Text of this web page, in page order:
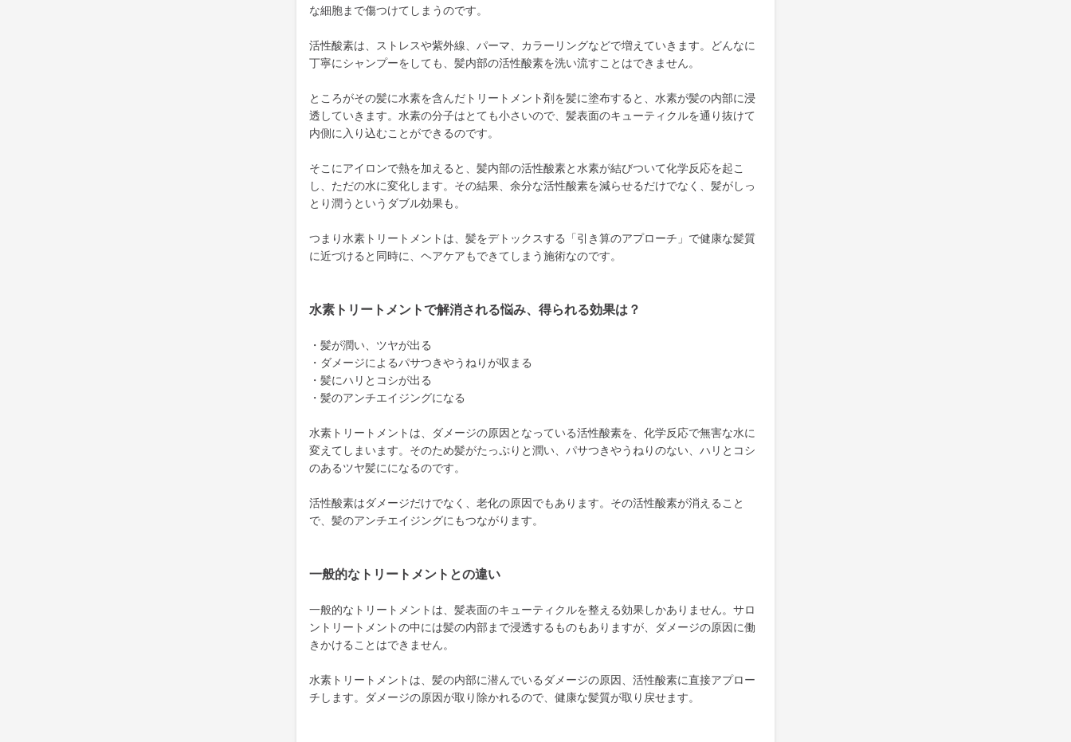
な細胞まで傷つけてしまうのです。
活性酸素は、ストレスや紫外線、パーマ、カラーリングなどで増えていきます。どんなに
丁寧にシャンプーをしても、髪内部の活性酸素を洗い流すことはできません。
ところがその髪に水素を含んだトリートメント剤を髪に塗布すると、水素が髪の内部に浸
透していきます。水素の分子はとても小さいので、髪表面のキューティクルを通り抜けて
内側に入り込むことができるのです。
そこにアイロンで熱を加えると、髪内部の活性酸素と水素が結びついて化学反応を起こ
し、ただの水に変化します。その結果、余分な活性酸素を減らせるだけでなく、髪がしっ
とり潤うというダブル効果も。
つまり水素トリートメントは、髪をデトックスする「引き算のアプローチ」で健康な髪質
に近づけると同時に、ヘアケアもできてしまう施術なのです。
水素トリートメントで解消される悩み、得られる効果は？
・髪が潤い、ツヤが出る
・ダメージによるパサつきやうねりが収まる
・髪にハリとコシが出る
・髪のアンチエイジングになる
水素トリートメントは、ダメージの原因となっている活性酸素を、化学反応で無害な水に
変えてしまいます。そのため髪がたっぷりと潤い、パサつきやうねりのない、ハリとコシ
のあるツヤ髪にになるのです。
活性酸素はダメージだけでなく、老化の原因でもあります。その活性酸素が消えること
で、髪のアンチエイジングにもつながります。
一般的なトリートメントとの違い
一般的なトリートメントは、髪表面のキューティクルを整える効果しかありません。サロ
ントリートメントの中には髪の内部まで浸透するものもありますが、ダメージの原因に働
きかけることはできません。
水素トリートメントは、髪の内部に潜んでいるダメージの原因、活性酸素に直接アプロー
チします。ダメージの原因が取り除かれるので、健康な髪質が取り戻せます。